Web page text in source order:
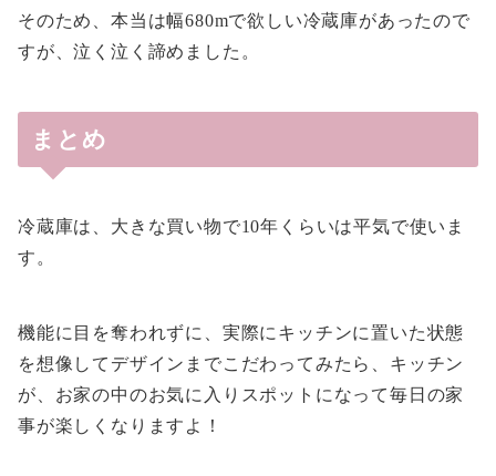
そのため、本当は幅680mで欲しい冷蔵庫があったので
すが、泣く泣く諦めました。
まとめ
冷蔵庫は、大きな買い物で10年くらいは平気で使いま
す。
機能に目を奪われずに、 実際にキッチンに置いた状態
を想像して デザインまでこだわってみたら、キッチン
が、お家の中のお気に入りスポットになって毎日の家
事が楽しくなりますよ！